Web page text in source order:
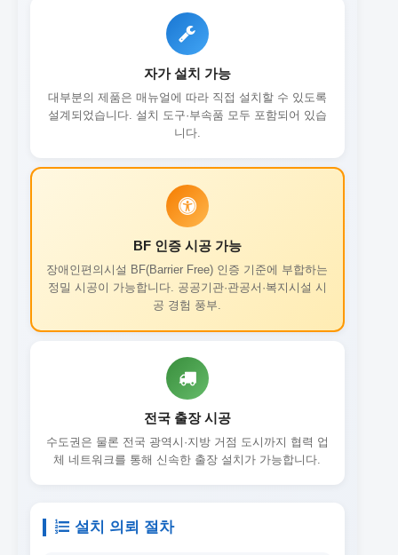
자가 설치 가능
대부분의 제품은 매뉴얼에 따라 직접 설치할 수 있도록
설계되었습니다. 설치 도구·부속품 모두 포함되어 있습
니다.
BF 인증 시공 가능
장애인편의시설 BF(Barrier Free) 인증 기준에 부합하는
정밀 시공이 가능합니다. 공공기관·관공서·복지시설 시
공 경험 풍부.
전국 출장 시공
수도권은 물론 전국 광역시·지방 거점 도시까지 협력 업
체 네트워크를 통해 신속한 출장 설치가 가능합니다.
설치 의뢰 절차